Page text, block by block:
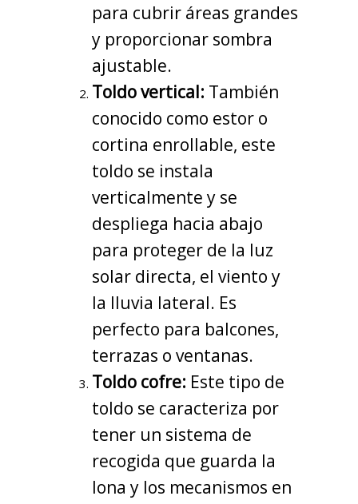
para cubrir áreas grandes
y proporcionar sombra
ajustable.
Toldo vertical: También
conocido como estor o
cortina enrollable, este
toldo se instala
verticalmente y se
despliega hacia abajo
para proteger de la luz
solar directa, el viento y
la lluvia lateral. Es
perfecto para balcones,
terrazas o ventanas.
Toldo cofre: Este tipo de
toldo se caracteriza por
tener un sistema de
recogida que guarda la
lona y los mecanismos en